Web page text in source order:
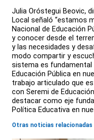
Julia Oróstegui Beovic,
Local señaló “estamos
Nacional de Educación
y conocer desde el
y las necesidades y
modo compartir y
sistema es
Educación Pública en
trabajo articulado que
con Seremi de
destacar como eje
Política Educativa en
Otras noticias relacionadas